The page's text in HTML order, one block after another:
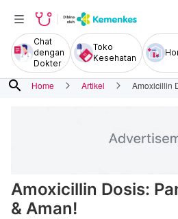
Chat
dengan
Dokter
Toko
Kesehatan
search Home Artikel Amoxicillin
Amoxicillin Dosis:
& Aman!